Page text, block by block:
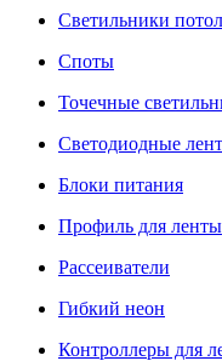
Светильники
Споты
Точечные
Светодиодные
Блоки питания
Профиль для ленты
Рассеиватели
Гибкий неон
Контроллеры для